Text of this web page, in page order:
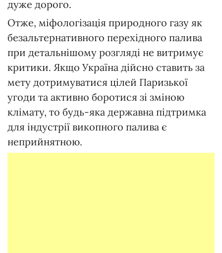
дуже дорого.
Отже, міфологізація природного газу як
безальтернативного перехідного палива
при детальнішому розгляді не витримує
критики. Якщо Україна дійсно ставить за
мету дотримуватися цілей Паризької
угоди та активно боротися зі зміною
клімату, то будь-яка державна підтримка
для індустрії викопного палива є
неприйнятною.